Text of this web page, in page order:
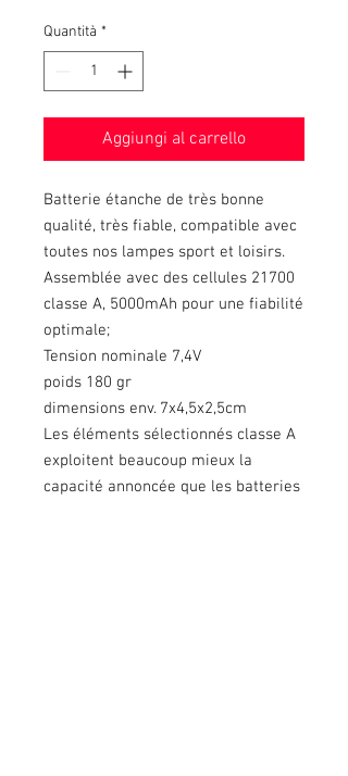
Quantità *
Aggiungi al carrello
Batterie étanche de très bonne
qualité, très fiable, compatible avec
toutes nos lampes sport et loisirs.
Assemblée avec des cellules 21700
classe A, 5000mAh pour une fiabilité
optimale;
Tension nominale 7,4V
poids 180 gr
dimensions env. 7x4,5x2,5cm
Les éléments sélectionnés classe A
exploitent beaucoup mieux la
capacité annoncée que les batteries